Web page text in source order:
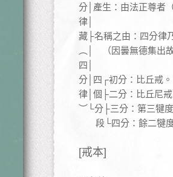
分│產生：由法正尊者
律│
藏├名稱之由：四分律
︵│ （因曇無德集出
四│
分│四┌初分：比丘戒。
律│個├二分：比丘尼
︶└分├三分：第三犍
段└四分：餘二犍度
[戒本]